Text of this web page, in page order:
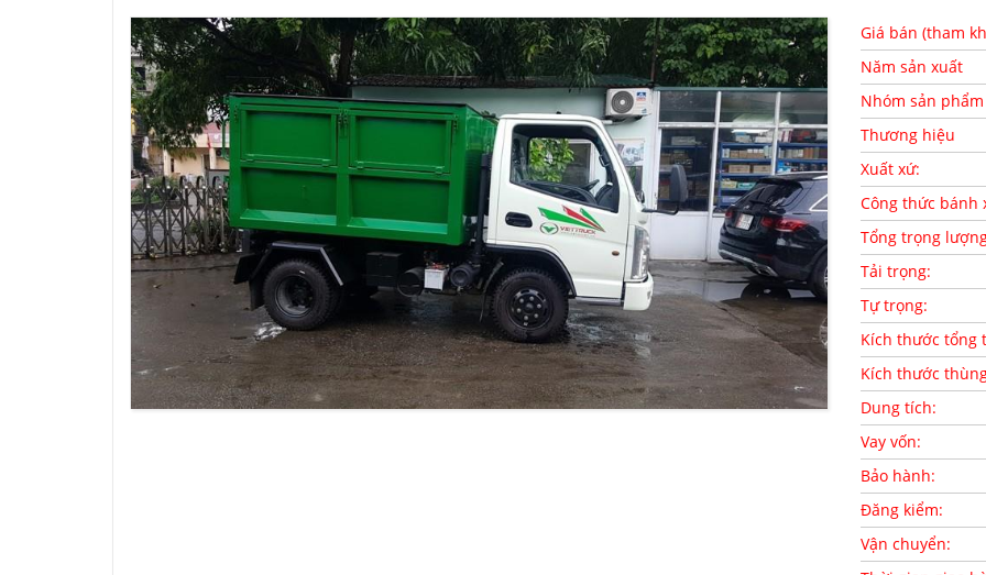
Giá bán (tham
Năm sản xuất
Nhóm sản phẩm
Thương hiệu
Xuất xứ:
Công thức bánh
Tổng trọng
Tải trọng:
Tự trọng:
Kích thước tổng
Kích thước
Dung tích:
Vay vốn:
Bảo hành:
Đăng kiểm:
Vận chuyển: